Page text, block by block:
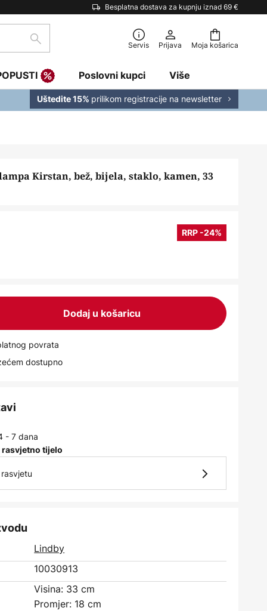
Besplatna dostava za kupnju iznad 69 €
Moja košarica
traži Servis Prijava
Poslovni kupci Više
Uštedite 15% prilikom registracije na newsletter
Kirstan, bež, bijela, staklo, kamen, 33
RRP -24%
Dodaj u košaricu
povrata
dostupno
- 7 dana
tijelo
Lindby
10030913
Visina: 33 cm
Promjer: 18 cm